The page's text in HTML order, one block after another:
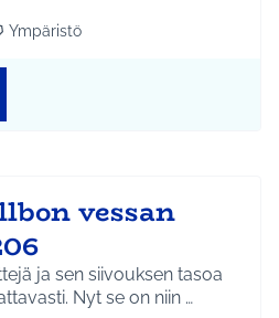
Etelä-Tuusulan kylät
tulokset teeman mukaan:
Ympäristö
vessan
ja sen siivouksen tasoa
Nyt se on niin …